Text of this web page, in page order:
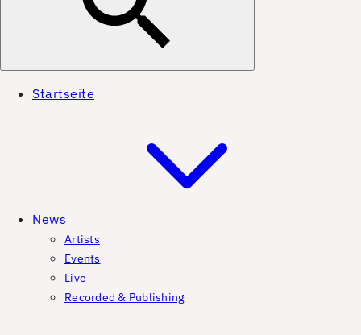
Startseite
News
Artists
Events
Live
Recorded & Publishing